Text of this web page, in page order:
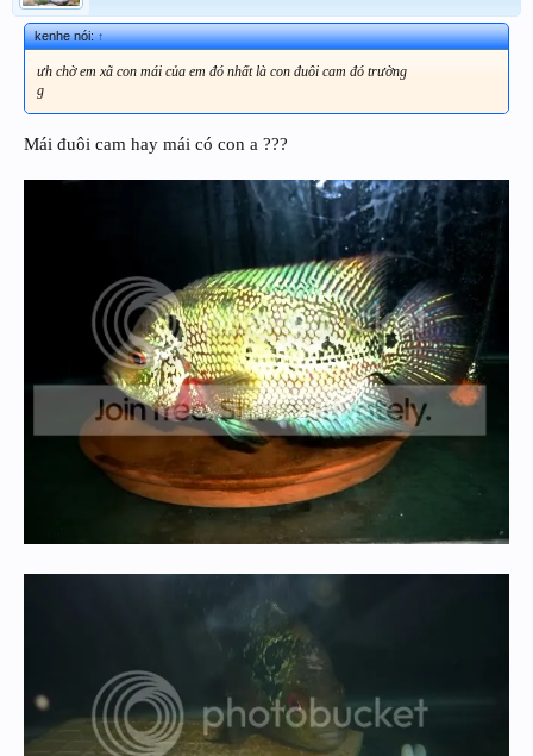
kenhe nói:↑
ưh chờ em xã con mái của em đó nhất là con đuôi cam đó trường
g
Mái đuôi cam hay mái có con a ???